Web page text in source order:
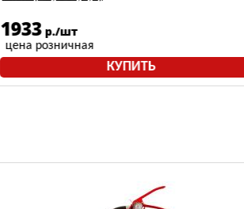
1933 р./шт
цена розничная
КУПИТЬ